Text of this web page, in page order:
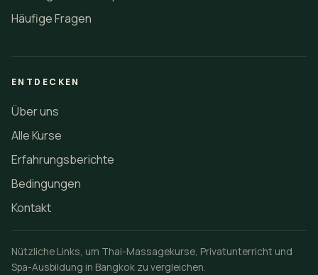
Häufige Fragen
ENTDECKEN
Über uns
Alle Kurse
Erfahrungsberichte
Bedingungen
Kontakt
Nützliche Links, um Thai-Massagekurse, Privatunterricht und
Spa-Ausbildung in Bangkok zu vergleichen.